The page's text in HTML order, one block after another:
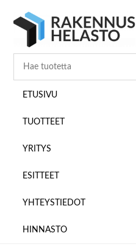
pääsisältöön
ensisijaiseen
alatunnisteeseen
ETUSIVU
TUOTTEET
YRITYS
ESITTEET
YHTEYSTIEDOT
HINNASTO